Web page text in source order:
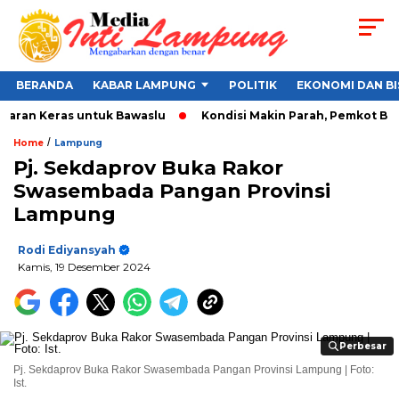
BERANDA KABAR LAMPUNG POLITIK EKONOMI DAN
Keras untuk Bawaslu Kondisi Makin Parah, Pemkot
Home / Lampung
Pj. Sekdaprov Buka Rakor
Swasembada Pangan Provinsi
Lampung
Rodi Ediyansyah
Kamis, 19 Desember 2024
Perbesar
Perbesar
Pj. Sekdaprov Buka Rakor Swasembada Pangan Provinsi Lampung | Foto:
Ist.